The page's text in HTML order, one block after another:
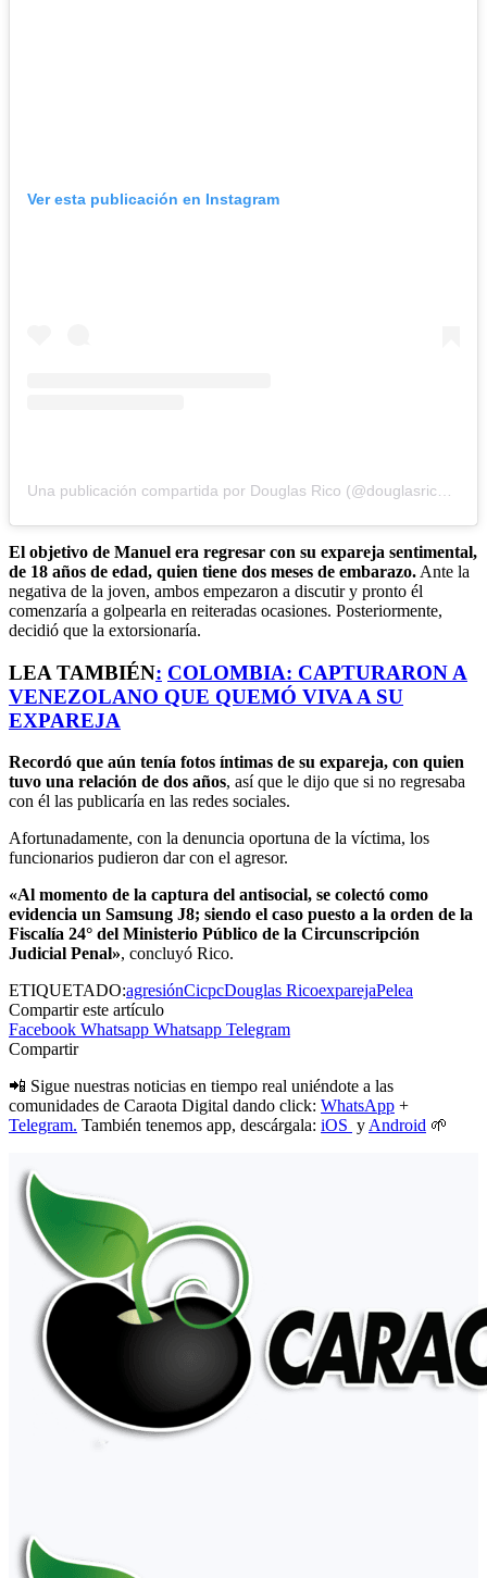
Ver esta publicación en Instagram
El objetivo de Manuel era regresar con su expareja sentimental,
de 18 años de edad, quien tiene dos meses de embarazo. Ante la
negativa de la joven, ambos empezaron a discutir y pronto él
comenzaría a golpearla en reiteradas ocasiones. Posteriormente,
decidió que la extorsionaría.
LEA TAMBIÉN: COLOMBIA: CAPTURARON A
VENEZOLANO QUE QUEMÓ VIVA A SU
EXPAREJA
Recordó que aún tenía fotos íntimas de su expareja, con quien
tuvo una relación de dos años, así que le dijo que si no regresaba
con él las publicaría en las redes sociales.
Afortunadamente, con la denuncia oportuna de la víctima, los
funcionarios pudieron dar con el agresor.
«Al momento de la captura del antisocial, se colectó como
evidencia un Samsung J8; siendo el caso puesto a la orden de la
Fiscalía 24° del Ministerio Público de la Circunscripción
Judicial Penal», concluyó Rico.
ETIQUETADO:agresiónCicpcDouglas RicoexparejaPelea
Compartir este artículo
Facebook Whatsapp Whatsapp Telegram
Compartir
📲 Sigue nuestras noticias en tiempo real uniéndote a las
comunidades de Caraota Digital dando click: WhatsApp +
Telegram. También tenemos app, descárgala: iOS yAndroid 🌱